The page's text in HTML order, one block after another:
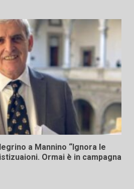
a Mannino “Ignora le
Ormai è in campagna